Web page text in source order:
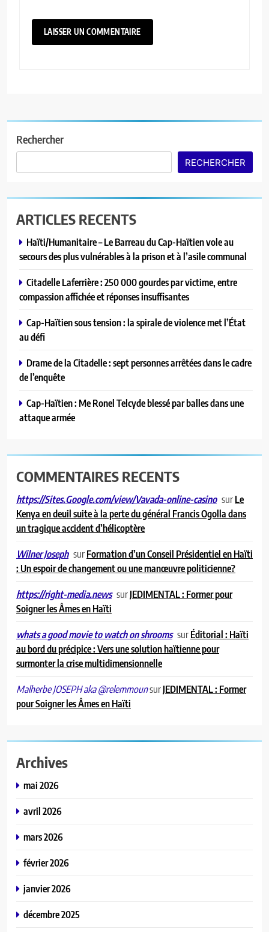
Rechercher
RECHERCHER
ARTICLES RECENTS
Haïti/Humanitaire – Le Barreau du Cap-Haïtien vole au
secours des plus vulnérables à la prison et à l’asile communal
Citadelle Laferrière : 250 000 gourdes par victime, entre
compassion affichée et réponses insuffisantes
Cap-Haïtien sous tension : la spirale de violence met l’État
au défi
Drame de la Citadelle : sept personnes arrêtées dans le cadre
de l’enquête
Cap-Haïtien : Me Ronel Telcyde blessé par balles dans une
attaque armée
COMMENTAIRES RECENTS
https://Sites.Google.com/view/Vavada-online-casino surLe
Kenya en deuil suite à la perte du général Francis Ogolla dans
un tragique accident d’hélicoptère
Wilner Joseph surFormation d’un Conseil Présidentiel en Haïti
: Un espoir de changement ou une manœuvre politicienne?
https://right-media.news surJEDIMENTAL : Former pour
Soigner les Âmes en Haïti
whats a good movie to watch on shrooms surÉditorial : Haïti
au bord du précipice : Vers une solution haïtienne pour
surmonter la crise multidimensionnelle
Malherbe JOSEPH aka @relemmounsurJEDIMENTAL : Former
pour Soigner les Âmes en Haïti
Archives
mai 2026
avril 2026
mars 2026
février 2026
janvier 2026
décembre 2025